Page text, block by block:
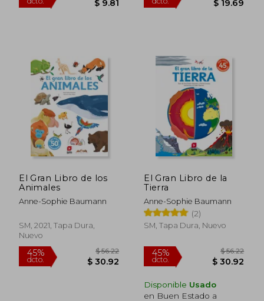
45%
El Gran Libro de los
Animales
Anne-Sophie Baumann
SM, 2021, Tapa Dura,
Nuevo
El Gran Libro de la
Tierra
Anne-Sophie Baumann
(2)
SM, Tapa Dura, Nuevo
Disponible Usado
en Buen Estado a